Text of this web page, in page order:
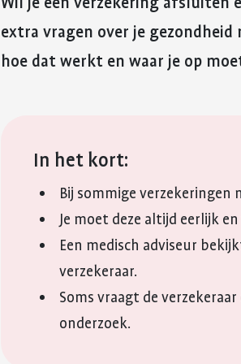
extra vragen over je
hoe dat werkt en waar je op
In het kort:
Bij sommige verzekeringen
Je moet deze altijd eerlijk
Een medisch adviseur
verzekeraar.
Soms vraagt de
onderzoek.